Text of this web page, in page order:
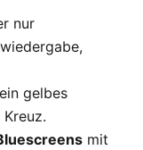
nur
gelbes
mit